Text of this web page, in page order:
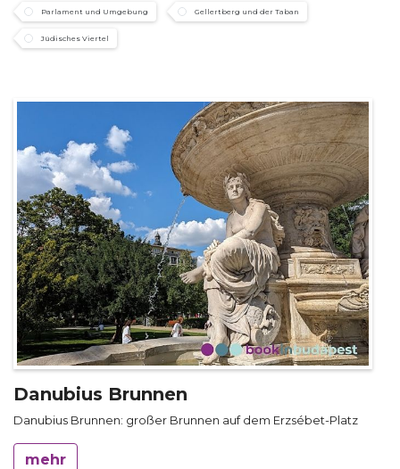
Parlament und Umgebung Gellertberg und der Taban
Jüdisches Viertel
Danubius Brunnen
Danubius Brunnen: großer Brunnen auf dem Erzsébet-Platz
mehr